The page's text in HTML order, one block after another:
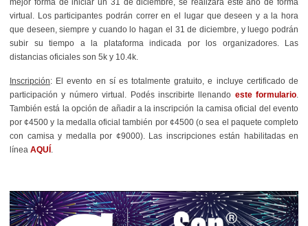
virtual. Los participantes podrán correr en el lugar que deseen y a la hora
que deseen, siempre y cuando lo hagan el 31 de diciembre, y luego podrán
subir su tiempo a la plataforma indicada por los organizadores. Las
distancias oficiales son 5k y 10.4k.
Inscripción: El evento en sí es totalmente gratuito, e incluye certificado de
participación y número virtual. Podés inscribirte llenando este formulario
También está la opción de añadir a la inscripción la camisa oficial del evento
por ¢4500 y la medalla oficial también por ¢4500 (o sea el paquete completo
con camisa y medalla por ¢9000). Las inscripciones están habilitadas en
línea AQUÍ